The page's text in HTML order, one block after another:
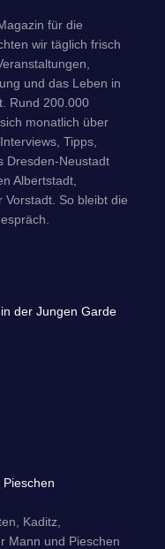
für die
wir täglich frisch
und das Leben in
Rund 200.000
monatlich über
Tipps,
Dresden-Neustadt
Albertstadt,
Vorstadt. So bleibt die
Kaditz,
Mann und Pieschen